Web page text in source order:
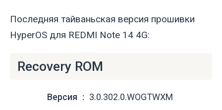
Последняя тайваньская версия прошивки
HyperOS для REDMI Note 14 4G:
Recovery ROM
Версия
3.0.302.0.WOGTWXM